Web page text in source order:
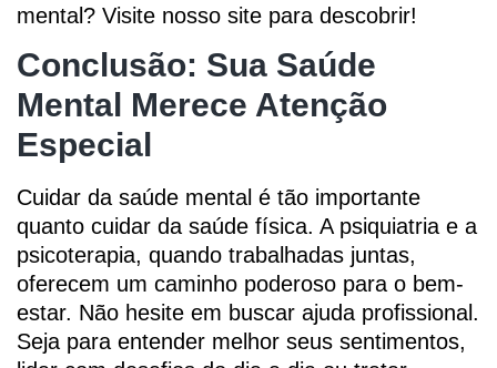
mental? Visite nosso site para descobrir!
Conclusão: Sua Saúde
Mental Merece Atenção
Especial
Cuidar da saúde mental é tão importante
quanto cuidar da saúde física. A psiquiatria e a
psicoterapia, quando trabalhadas juntas,
oferecem um caminho poderoso para o bem-
estar. Não hesite em buscar ajuda profissional.
Seja para entender melhor seus sentimentos,